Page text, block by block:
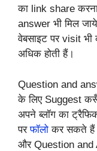
का link share
answer भी मिल
वेबसाइट पर visit
अधिक होती हैं।
Question and
के लिए Suggest
अपने ब्लॉग का
परफॉलो कर सकते हैं
और Question and